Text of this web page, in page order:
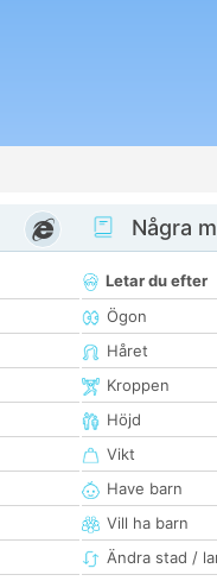
Några
Letar du efter
Ögon
Håret
Kroppen
Höjd
Vikt
Have barn
Vill ha barn
Ändra stad /